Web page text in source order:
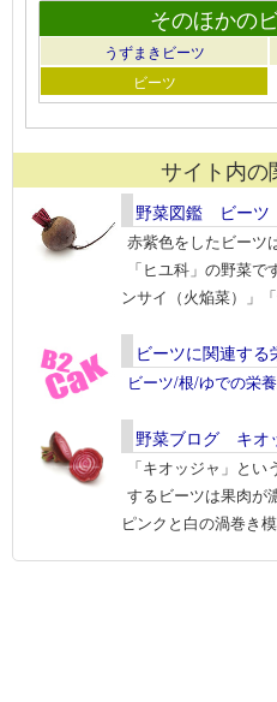
そのほかの
うずまきビーツ
ビーツ
サイト内の
野菜図鑑 ビーツ
赤紫色をしたビーツ
「ヒユ科」の野菜
ンサイ（火焔菜）」
ビーツに関連する
ビーツ/根/ゆでの栄
野菜ブログ キオ
「キオッジャ」と
するビーツは果肉が
ピンクと白の渦巻き